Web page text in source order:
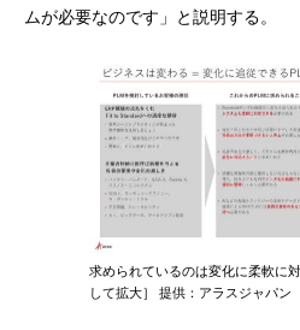
ムが必要なのです」と説明する。
求められているのは変化に柔軟に
して拡大］ 提供：アラスジャパン